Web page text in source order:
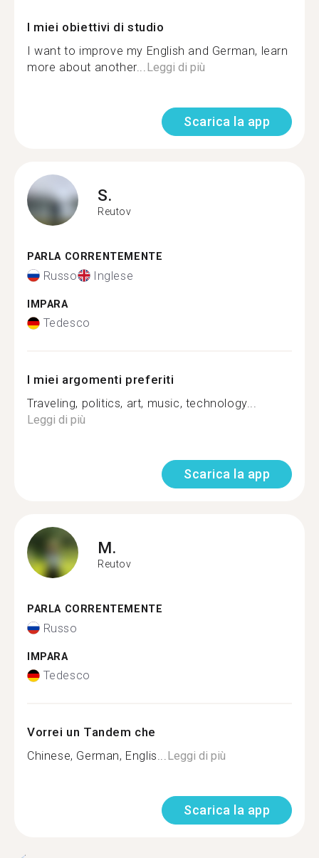
I miei obiettivi di studio
I want to improve my English and German, learn
more about another...Leggi di più
Scarica la app
S.
Reutov
PARLA CORRENTEMENTE
Russo Inglese
IMPARA
Tedesco
I miei argomenti preferiti
Traveling, politics, art, music, technology...
Leggi di più
Scarica la app
M.
Reutov
PARLA CORRENTEMENTE
Russo
IMPARA
Tedesco
Vorrei un Tandem che
Chinese, German, Englis...Leggi di più
Scarica la app